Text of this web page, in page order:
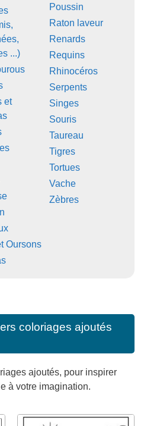
...)
et
Oursons
Poussin
Raton laveur
Renards
Requins
Rhinocéros
Serpents
Singes
Souris
Taureau
Tigres
Tortues
Vache
Zèbres
coloriages ajoutés
ajoutés, pour inspirer
à votre imagination.